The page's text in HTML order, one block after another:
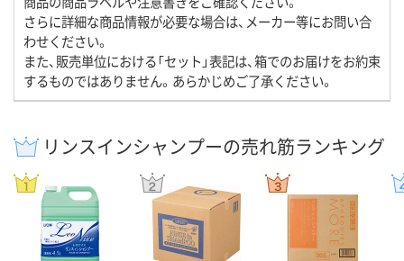
さらに詳細な商品情報が必要な場合は、メーカー等にお問い合
わせください。
また、販売単位における「セット」表記は、箱でのお届けをお約束
するものではありません。あらかじめご了承ください。
リンスインシャンプーの売れ筋ランキング